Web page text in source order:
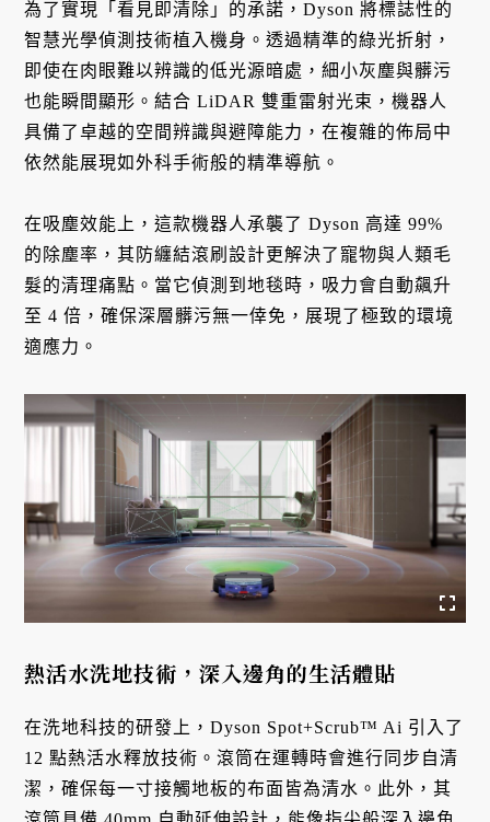
為了實現「看見即清除」的承諾，Dyson 將標誌性的
智慧光學偵測技術植入機身。透過精準的綠光折射，
即使在肉眼難以辨識的低光源暗處，細小灰塵與髒污
也能瞬間顯形。結合 LiDAR 雙重雷射光束，機器人
具備了卓越的空間辨識與避障能力，在複雜的佈局中
依然能展現如外科手術般的精準導航。
在吸塵效能上，這款機器人承襲了 Dyson 高達 99%
的除塵率，其防纏結滾刷設計更解決了寵物與人類毛
髮的清理痛點。當它偵測到地毯時，吸力會自動飆升
至 4 倍，確保深層髒污無一倖免，展現了極致的環境
適應力。
熱活水洗地技術，深入邊角的生活體貼
在洗地科技的研發上，Dyson Spot+Scrub™ Ai 引入了
12 點熱活水釋放技術。滾筒在運轉時會進行同步自清
潔，確保每一寸接觸地板的布面皆為清水。此外，其